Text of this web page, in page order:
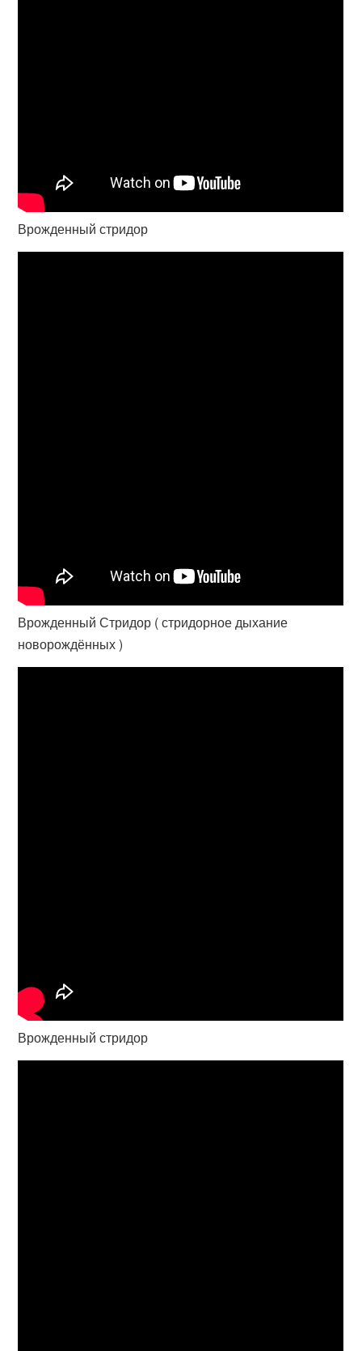
Врожденный стридор
Врожденный Стридор ( стридорное дыхание
новорождённых )
Врожденный стридор